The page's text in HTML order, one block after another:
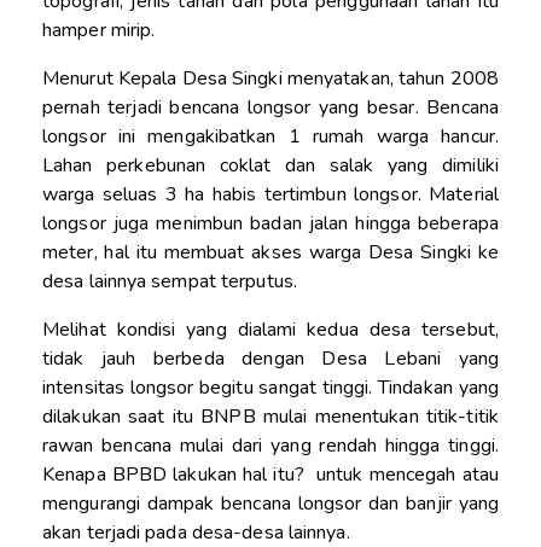
hamper mirip.
Menurut Kepala Desa Singki menyatakan, tahun 2008
pernah terjadi bencana longsor yang besar. Bencana
longsor ini mengakibatkan 1 rumah warga hancur.
Lahan perkebunan coklat dan salak yang dimiliki
warga seluas 3 ha habis tertimbun longsor. Material
longsor juga menimbun badan jalan hingga beberapa
meter, hal itu membuat akses warga Desa Singki ke
desa lainnya sempat terputus.
Melihat kondisi yang dialami kedua desa tersebut,
tidak jauh berbeda dengan Desa Lebani yang
intensitas longsor begitu sangat tinggi. Tindakan yang
dilakukan saat itu BNPB mulai menentukan titik-titik
rawan bencana mulai dari yang rendah hingga tinggi.
Kenapa BPBD lakukan hal itu? untuk mencegah atau
mengurangi dampak bencana longsor dan banjir yang
akan terjadi pada desa-desa lainnya.